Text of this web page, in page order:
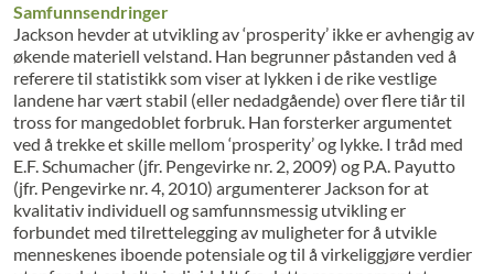
Samfunnsendringer
Jackson hevder at utvikling av ‘prosperity’ ikke er avhengig av
økende materiell velstand. Han begrunner påstanden ved å
referere til statistikk som viser at lykken i de rike vestlige
landene har vært stabil (eller nedadgående) over flere tiår til
tross for mangedoblet forbruk. Han forsterker argumentet
ved å trekke et skille mellom ‘prosperity’ og lykke. I tråd med
E.F. Schumacher (jfr. Pengevirke nr. 2, 2009) og P.A. Payutto
(jfr. Pengevirke nr. 4, 2010) argumenterer Jackson for at
kvalitativ individuell og samfunnsmessig utvikling er
forbundet med tilrettelegging av muligheter for å utvikle
menneskenes iboende potensiale og til å virkeliggjøre verdier